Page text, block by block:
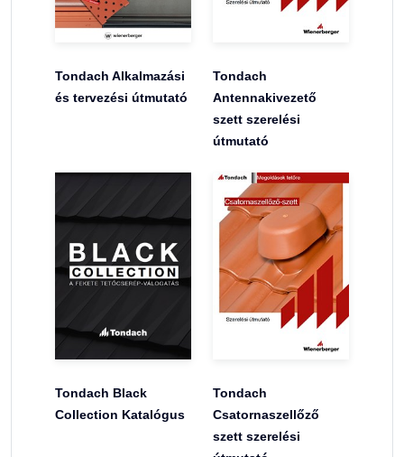
Tondach Alkalmazási
és tervezési útmutató
Tondach
Antennakivezető
szett szerelési
útmutató
Tondach Black
Collection Katalógus
Tondach
Csatornaszellőző
szett szerelési